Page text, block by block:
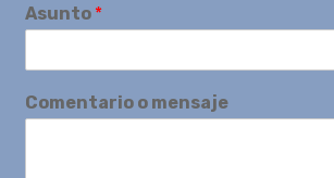
Asunto *
Comentario o mensaje